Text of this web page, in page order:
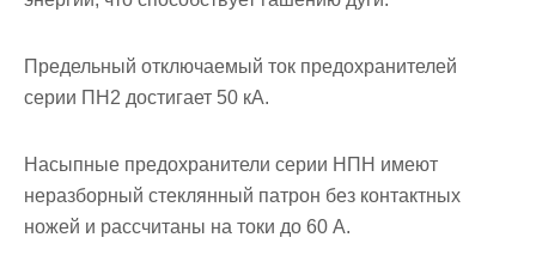
Предельный отключаемый ток предохранителей
серии ПН2 дос­тигает 50 кА.
Насыпные предохранители серии НПН имеют
неразборный стеклянный патрон без контактных
ножей и рассчитаны на токи до 60 А.